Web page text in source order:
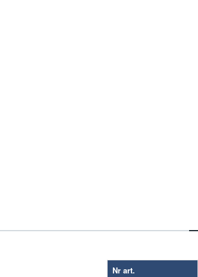
Nr art.